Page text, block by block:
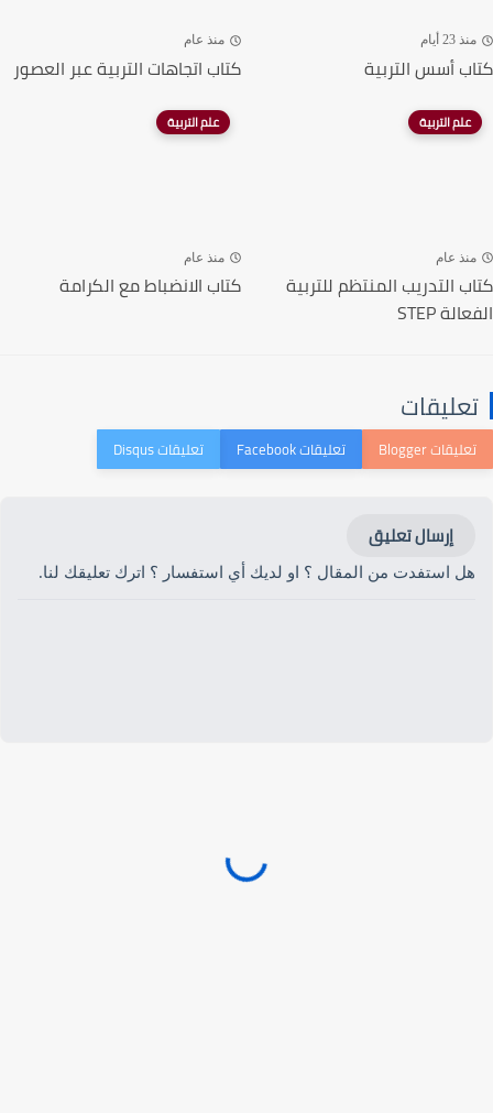
منذ 23 أيام
كتاب أسس التربية
منذ عام
كتاب اتجاهات التربية عبر العصور
علم التربية
منذ عام
كتاب التدريب المنتظم للتربية
الفعالة STEP
علم التربية
منذ عام
كتاب الانضباط مع الكرامة
تعليقات
إرسال تعليق
هل استفدت من المقال ؟ او لديك أي استفسار ؟ اترك تعليقك لنا.